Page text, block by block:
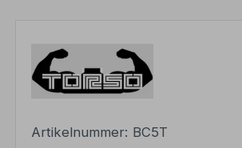
Artikelnummer: BC5T